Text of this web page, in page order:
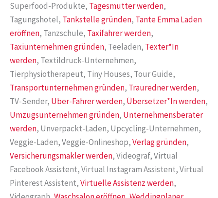
Superfood-Produkte, Tagesmutter werden,
Tagungshotel, Tankstelle gründen, Tante Emma Laden
eröffnen, Tanzschule, Taxifahrer werden,
Taxiunternehmen gründen, Teeladen, Texter*In
werden, Textildruck-Unternehmen,
Tierphysiotherapeut, Tiny Houses, Tour Guide,
Transportunternehmen gründen, Trauredner werden,
TV-Sender, Uber-Fahrer werden, Übersetzer*In werden,
Umzugsunternehmen gründen, Unternehmensberater
werden, Unverpackt-Laden, Upcycling-Unternehmen,
Veggie-Laden, Veggie-Onlineshop,Verlag gründen,
Versicherungsmakler werden, Videograf, Virtual
Facebook Assistent, Virtual Instagram Assistent, Virtual
Pinterest Assistent,Virtuelle Assistenz werden,